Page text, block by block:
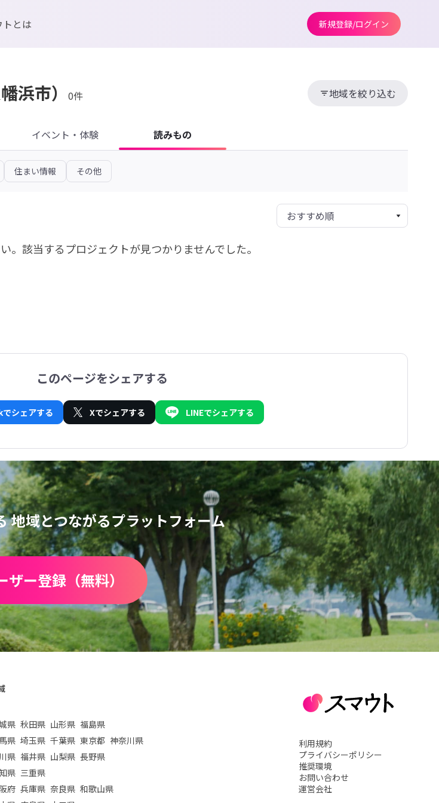
トとは 新規登録/ログイン
浜市） 0件 地域を絞り込む
イベント・体験 読みもの
住まい情報 その他
。 該当するプロジェクトが見つかりませんでした。
このページをシェアする
シェアする Xでシェアする LINEでシェアする
地域とつながるプラットフォーム
ザー登録（無料）
県 秋田県 山形県 福島県
県 埼玉県 千葉県 東京都 神奈川県
県 福井県 山梨県 長野県
県 三重県
府 兵庫県 奈良県 和歌山県
利用規約
プライバシーポリシー
推奨環境
お問い合わせ
運営会社